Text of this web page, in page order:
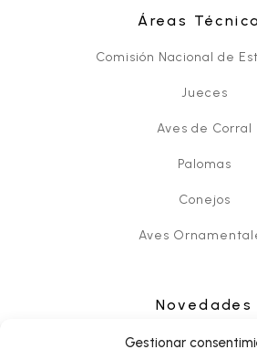
Gestionar
Áreas
Comisión Nacional de
Jueces
Aves de Corral
Palomas
Conejos
Aves
Novedades
Noticias